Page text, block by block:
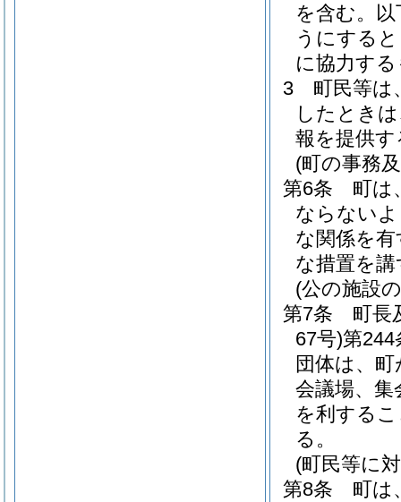
を含む。
うにする
に協力す
3
町民等は
したとき
報を提供
(町の事務
第6条
町は
ならない
な関係を
な措置を
(公の施設
第7条
町長
67号)第
団体は、
会議場、
を利する
る。
(町民等に
第8条
町は